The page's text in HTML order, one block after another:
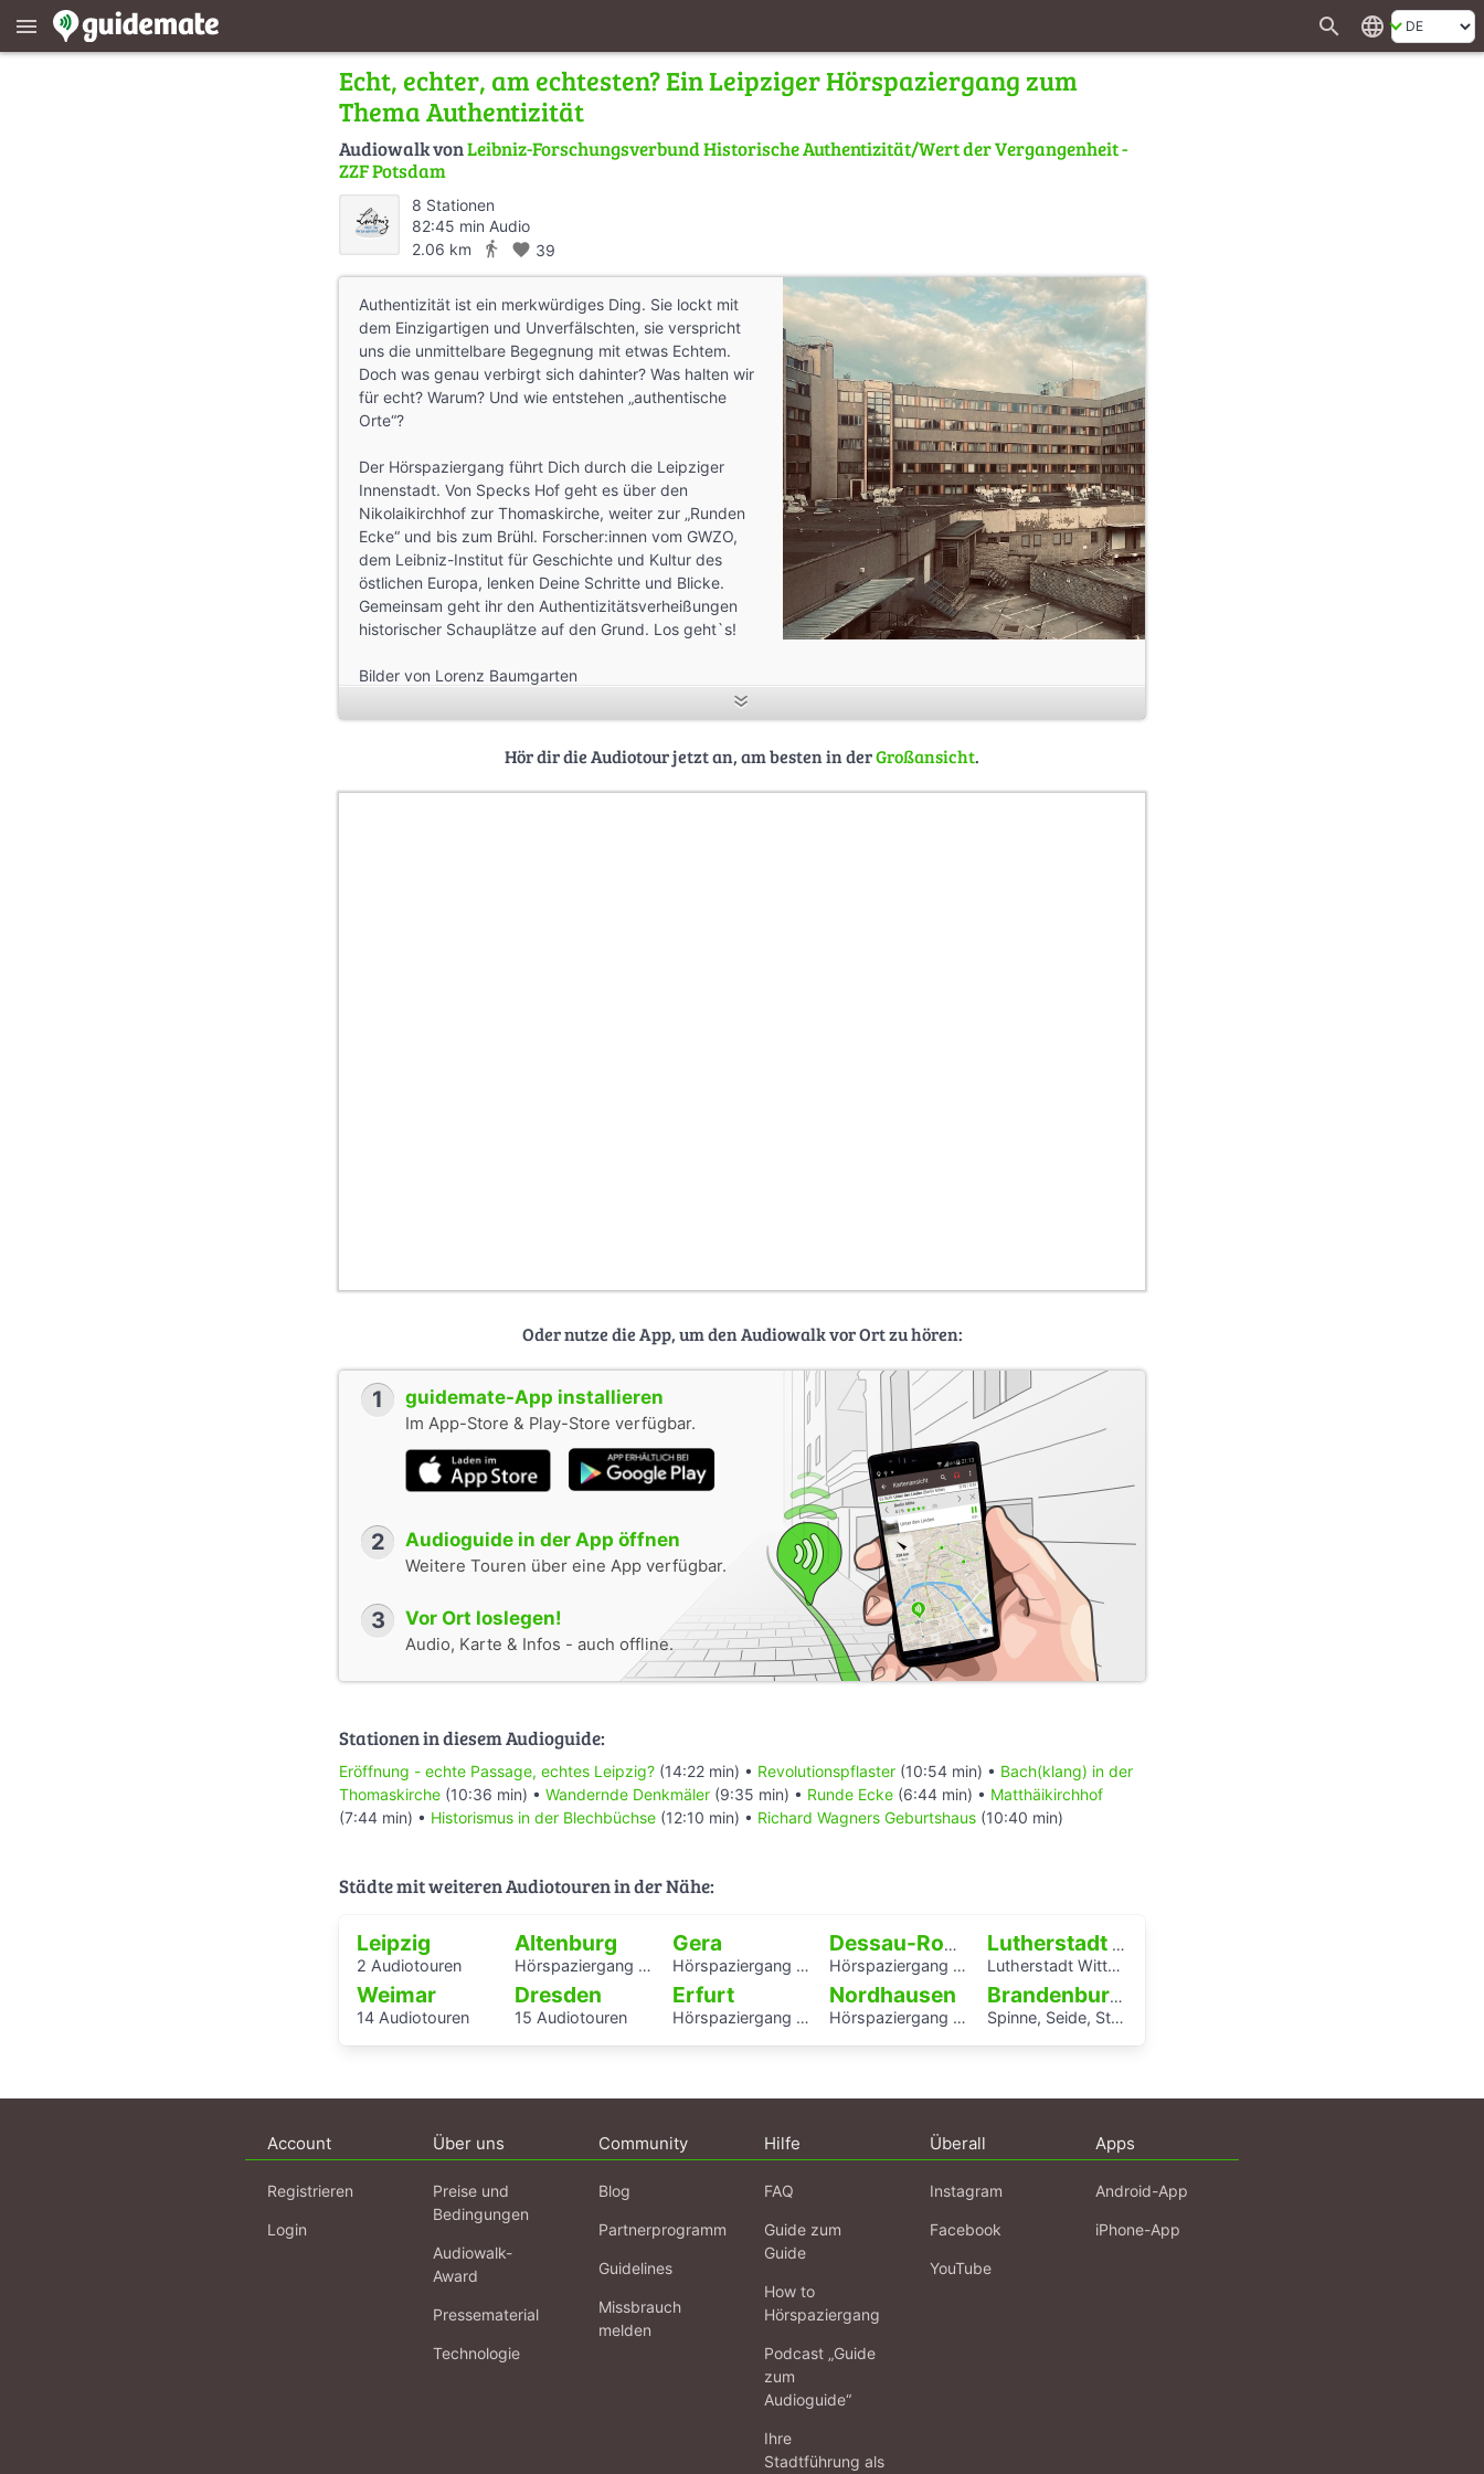
menu search language
Echt, echter, am echtesten? Ein Leipziger Hörspaziergang zum
Thema Authentizität
Audiowalk vonLeibniz-Forschungsverbund Historische Authentizität/Wert der Vergangenheit -
ZZF Potsdam
8 Stationen
82:45 min Audio
2.06 km
directions_walk favorite 39
Authentizität ist ein merkwürdiges Ding. Sie lockt mit
dem Einzigartigen und Unverfälschten, sie verspricht
uns die unmittelbare Begegnung mit etwas Echtem.
Doch was genau verbirgt sich dahinter? Was halten wir
für echt? Warum? Und wie entstehen „authentische
Orte“?
Der Hörspaziergang führt Dich durch die Leipziger
Innenstadt. Von Specks Hof geht es über den
Nikolaikirchhof zur Thomaskirche, weiter zur „Runden
Ecke“ und bis zum Brühl. Forscher:innen vom GWZO,
dem Leibniz-Institut für Geschichte und Kultur des
östlichen Europa, lenken Deine Schritte und Blicke.
Gemeinsam geht ihr den Authentizitätsverheißungen
historischer Schauplätze auf den Grund. Los geht`s!
Bilder von Lorenz Baumgarten
Hör dir die Audiotour jetzt an, am besten in derGroßansicht.
Oder nutze die App, um den Audiowalk vor Ort zu hören:
1 guidemate-App installieren
Im App-Store & Play-Store verfügbar.
2 Audioguide in der App öffnen
Weitere Touren über eine App verfügbar.
3 Vor Ort loslegen!
Audio, Karte & Infos - auch offline.
Stationen in diesem Audioguide:
Eröffnung - echte Passage, echtes Leipzig? (14:22 min) • Revolutionspflaster (10:54 min) • Bach(klang) in der
Thomaskirche (10:36 min) • Wandernde Denkmäler (9:35 min) • Runde Ecke (6:44 min) • Matthäikirchhof
(7:44 min) • Historismus in der Blechbüchse (12:10 min) • Richard Wagners Geburtshaus (10:40 min)
Städte mit weiteren Audiotouren in der Nähe:
Leipzig
2 Audiotouren
Altenburg
Hörspaziergang Jüdische Geschichte in Altenburg
Gera
Hörspaziergang Jüdisches Leben und jüdische Geschichte in Gera
Dessau-Roßlau
Hörspaziergang rund um die Laubenganghäuser der Bauhaussiedlung Törten
Lutherstadt Wittenberg
Lutherstadt Wittenberg
Weimar
14 Audiotouren
Dresden
15 Audiotouren
Erfurt
Hörspaziergang mit Rabbiner Alexander Nachama in Erfurt
Nordhausen
Hörspaziergang Jüdische Geschichte in Nordhausen
Brandenburg an der Havel
Spinne, Seide, Stahl – Arbeit und Kunst in Brandenburg.
Account
Registrieren
Login
Über uns
Preise und
Bedingungen
Audiowalk-
Award
Pressematerial
Technologie
Community
Blog
Partnerprogramm
Guidelines
Missbrauch
melden
Hilfe
FAQ
Guide zum
Guide
How to
Hörspaziergang
Podcast „Guide
zum
Audioguide“
Ihre
Stadtführung als
Überall
Instagram
Facebook
YouTube
Apps
Android-App
iPhone-App